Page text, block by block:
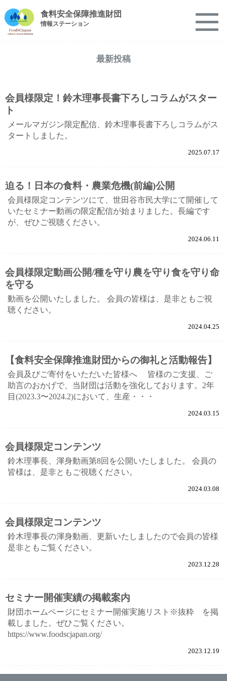
食料安全保障推進財団
情報ステーション
最新投稿
会員様限定！鈴木理事長書下ろしコラムがスター
ト
メールマガジン限定配信、鈴木理事長書下ろしコラムがス
タートしました。
2025.07.17
迫る！日本の食料・農業危機(前編)公開
会員様限定コンテンツにて、世田谷市民大学にて開催して
いたセミナー動画の限定配信が始まりました。長編です
が、ぜひご視聴ください。
2024.06.11
会員様限定動画公開/種を守り農を守り食を守り命
を守る
動画を公開いたしました。 会員の皆様は、是非ともご視
聴ください。
2024.04.25
【食料安全保障推進財団からの御礼と活動報告】
会員及びご寄付をいただいた皆様へ 皆様のご支援、ご
助言のおかげで、当財団は活動を強化しております。2年
目(2023.3〜2024.2)において、生産・・・
2024.03.15
会員様限定コンテンツ
鈴木理事長、渾身動画第8回を公開いたしました。 会員の
皆様は、是非ともご視聴ください。
2024.03.08
会員様限定コンテンツ
鈴木理事長の渾身動画、更新いたしましたので会員の皆様
是非ともご覧ください。
2023.12.28
セミナー開催実績の掲載案内
財団ホームページにセミナー開催実施リスト※抜粋 を掲
載しました。ぜひご覧ください。
https://www.foodscjapan.org/
2023.12.19